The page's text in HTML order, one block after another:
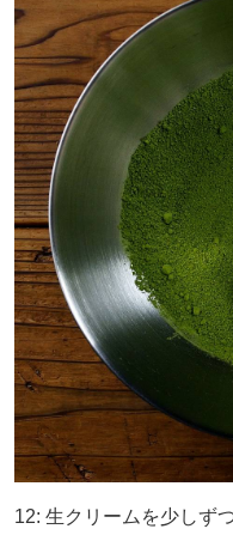
12: 生クリームを少しず